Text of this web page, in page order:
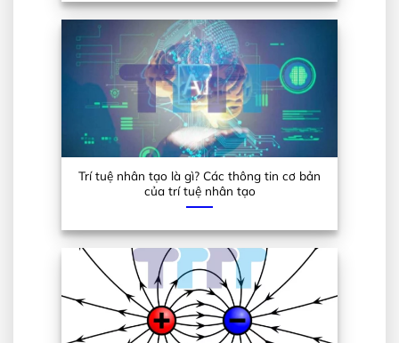
Trí tuệ nhân tạo là gì? Các thông tin cơ bản
của trí tuệ nhân tạo